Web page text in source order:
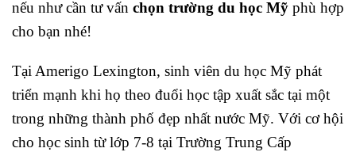
nếu như cần tư vấn chọn trường du học Mỹ phù hợp
cho bạn nhé!
Tại Amerigo Lexington, sinh viên du học Mỹ phát
triển mạnh khi họ theo đuổi học tập xuất sắc tại một
trong những thành phố đẹp nhất nước Mỹ. Với cơ hội
cho học sinh từ lớp 7-8 tại Trường Trung Cấp